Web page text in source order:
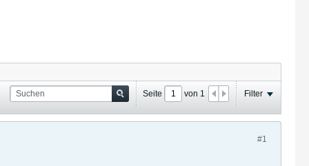
Seite von 1 Filter
#1